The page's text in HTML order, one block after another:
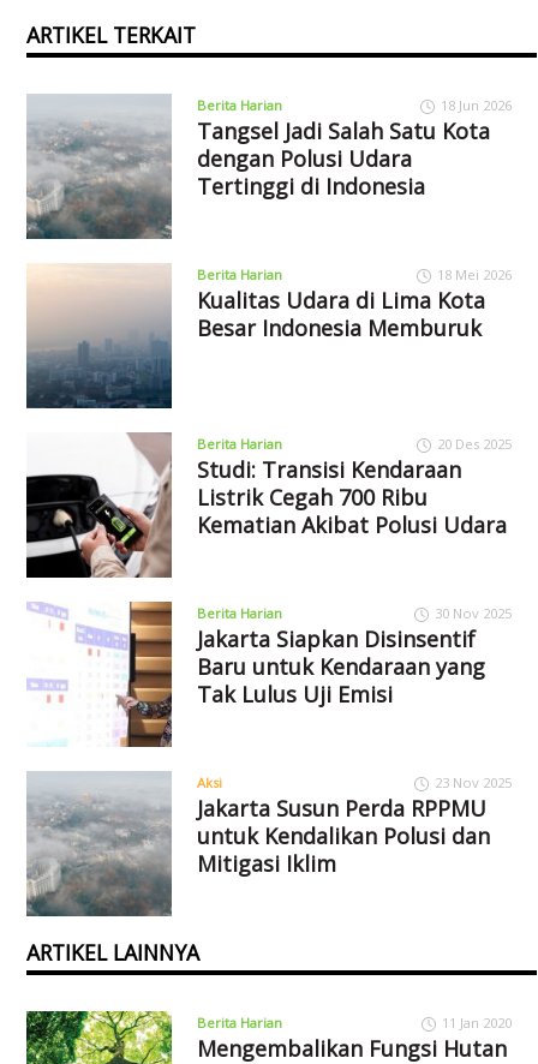
ARTIKEL TERKAIT
Berita Harian 18 Jun 2026
Tangsel Jadi Salah Satu Kota
dengan Polusi Udara
Tertinggi di Indonesia
Berita Harian 18 Mei 2026
Kualitas Udara di Lima Kota
Besar Indonesia Memburuk
Berita Harian 20 Des 2025
Studi: Transisi Kendaraan
Listrik Cegah 700 Ribu
Kematian Akibat Polusi Udara
Berita Harian 30 Nov 2025
Jakarta Siapkan Disinsentif
Baru untuk Kendaraan yang
Tak Lulus Uji Emisi
Aksi 23 Nov 2025
Jakarta Susun Perda RPPMU
untuk Kendalikan Polusi dan
Mitigasi Iklim
ARTIKEL LAINNYA
Berita Harian 11 Jan 2020
Mengembalikan Fungsi Hutan